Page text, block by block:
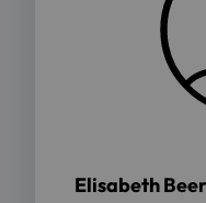
Elisabeth Beer